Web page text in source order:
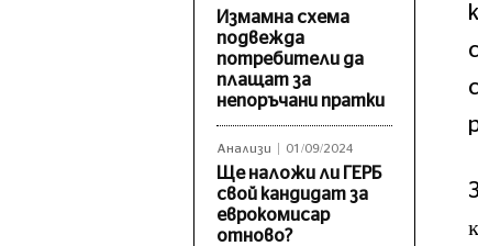
Измамна схема
подвежда
потребители да
плащат за
непоръчани пратки
Анализи 01/09/2024
Ще наложи ли ГЕРБ
свой кандидат за
еврокомисар
отново?